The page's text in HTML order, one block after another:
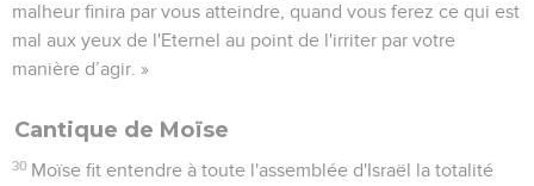
malheur finira par vous atteindre, quand vous ferez ce qui est
mal aux yeux de l'Eternel au point de l'irriter par votre
manière d’agir. »
Cantique de Moïse
30 Moïse fit entendre à toute l'assemblée d'Israël la totalité